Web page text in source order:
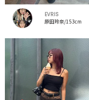
EVRIS
原田玲奈/153cm